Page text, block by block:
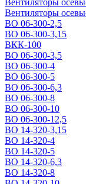
Вентиляторы
Вентиляторы
ВО 06-300-2,5
ВО 06-300-3,15
ВКК-100
ВО 06-300-3,5
ВО 06-300-4
ВО 06-300-5
ВО 06-300-6,3
ВО 06-300-8
ВО 06-300-10
ВО 06-300-12,5
ВО 14-320-3,15
ВО 14-320-4
ВО 14-320-5
ВО 14-320-6,3
ВО 14-320-8